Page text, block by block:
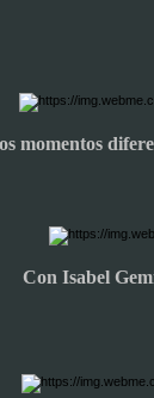
momentos
Con Isabel